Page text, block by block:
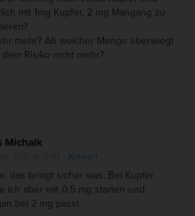
mit 1mg Kupfer, 2 mg Mangang zu
mehr? Ab welcher Menge überwiegt
Risiko nicht mehr?
Michalk
- Antwort
das bringt sicher was. Bei Kupfer
ich aber mit 0,5 mg starten und
bei 2 mg passt.